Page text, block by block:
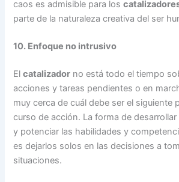
caos es admisible para los
parte de la naturaleza creativa del ser
10. Enfoque no intrusivo
Elcatalizador no está todo el tiempo
acciones y tareas pendientes o en
muy cerca de cuál debe ser el siguiente
curso de acción. La forma de
y potenciar las habilidades y
es dejarlos solos en las decisiones a
situaciones.